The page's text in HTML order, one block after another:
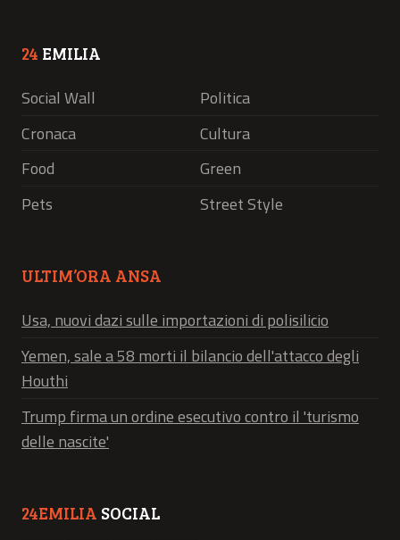
24 EMILIA
Social Wall
Politica
Cronaca
Cultura
Food
Green
Pets
Street Style
ULTIM’ORA ANSA
Usa, nuovi dazi sulle importazioni di polisilicio
Yemen, sale a 58 morti il bilancio dell'attacco degli
Houthi
Trump firma un ordine esecutivo contro il 'turismo
delle nascite'
24EMILIA SOCIAL